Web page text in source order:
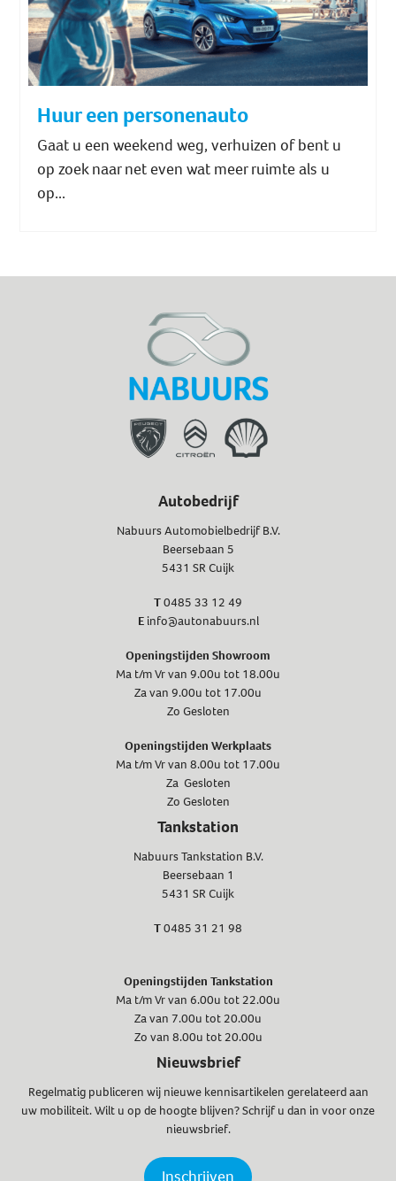
Huur een personenauto
Gaat u een weekend weg, verhuizen of bent u
op zoek naar net even wat meer ruimte als u
op...
Autobedrijf
Nabuurs Automobielbedrijf B.V.
Beersebaan 5
5431 SR Cuijk
T0485 33 12 49
E info@autonabuurs.nl
Openingstijden Showroom
Ma t/m Vr van 9.00u tot 18.00u
Za van 9.00u tot 17.00u
Zo Gesloten
Openingstijden Werkplaats
Ma t/m Vr van 8.00u tot 17.00u
Za Gesloten
Zo Gesloten
Tankstation
Nabuurs Tankstation B.V.
Beersebaan 1
5431 SR Cuijk
T0485 31 21 98
Openingstijden Tankstation
Ma t/m Vr van 6.00u tot 22.00u
Za van 7.00u tot 20.00u
Zo van 8.00u tot 20.00u
Nieuwsbrief
Regelmatig publiceren wij nieuwe kennisartikelen gerelateerd aan
uw mobiliteit. Wilt u op de hoogte blijven? Schrijf u dan in voor onze
nieuwsbrief.
Inschrijven